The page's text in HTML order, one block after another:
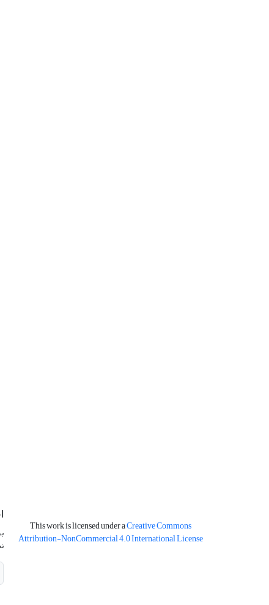
This work is licensed under aCreative Commons
Attribution-NonCommercial 4.0 International License